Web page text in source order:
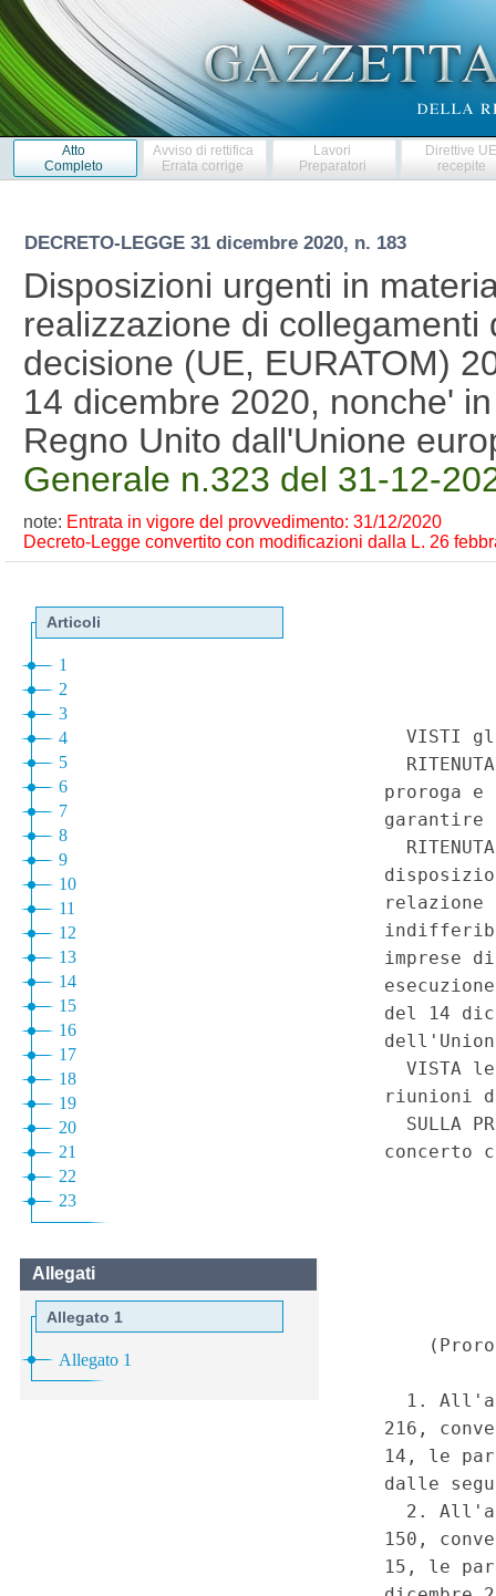
Atto
Completo
Avviso di rettifica
Errata corrige
Lavori
Preparatori
Direttive
recepite
DECRETO-LEGGE 31 dicembre 2020, n. 183
Disposizioni urgenti in
realizzazione di
decisione (UE, EURATOM)
14 dicembre 2020, nonche'
Regno Unito dall'Unione
Generale n.323 del 31-12-
note: Entrata in vigore del provvedimento: 31/12/2020
Decreto-Legge convertito con modificazioni dalla L. 26